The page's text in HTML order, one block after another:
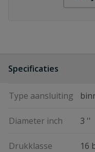
Specificaties
Type aansluiting
Diameter inch 3 ''
Drukklasse 16